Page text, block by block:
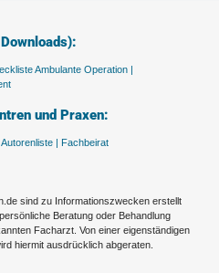
Ambulante Operation |
und Praxen:
Autorenliste | Fachbeirat
sind zu Informationszwecken erstellt
Beratung oder Behandlung
Facharzt. Von einer eigenständigen
hiermit ausdrücklich abgeraten.